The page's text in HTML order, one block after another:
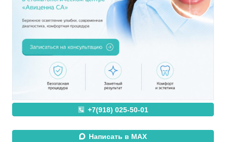
+7(918) 025-50-01
Написать в MAX